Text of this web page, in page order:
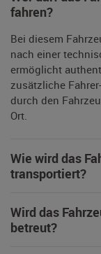
fahren?
Bei diesem
nach einer
ermöglicht
zusätzliche
durch den
Ort.
Wie wird das
transportiert?
Wird das
betreut?